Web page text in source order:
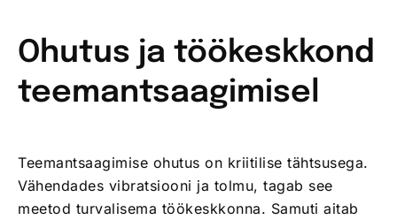
Ohutus ja töökeskkond
teemantsaagimisel
Teemantsaagimise ohutus on kriitilise tähtsusega.
Vähendades vibratsiooni ja tolmu, tagab see
meetod turvalisema töökeskkonna. Samuti aitab